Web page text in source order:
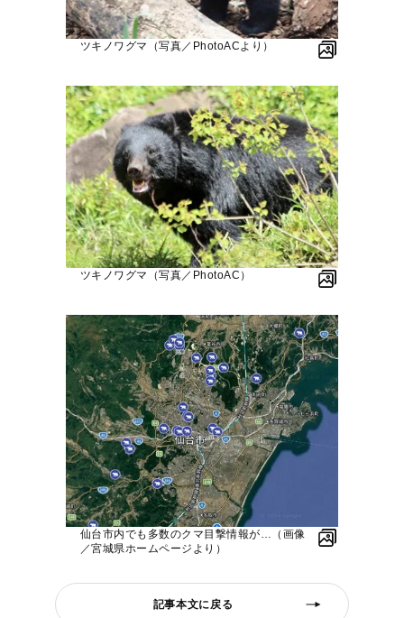
ツキノワグマ（写真／PhotoACより）
ツキノワグマ（写真／PhotoAC）
仙台市内でも多数のクマ目撃情報が…（画像
／宮城県ホームページより）
記事本文に戻る